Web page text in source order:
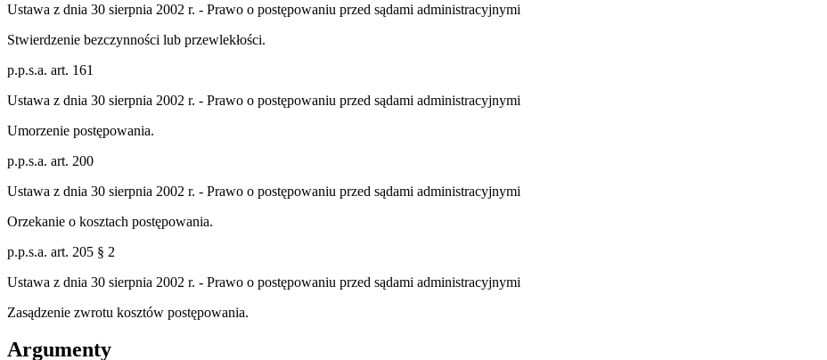
Ustawa z dnia 30 sierpnia 2002 r. - Prawo o postępowaniu przed sądami administracyjnymi
Stwierdzenie bezczynności lub przewlekłości.
p.p.s.a. art. 161
Ustawa z dnia 30 sierpnia 2002 r. - Prawo o postępowaniu przed sądami administracyjnymi
Umorzenie postępowania.
p.p.s.a. art. 200
Ustawa z dnia 30 sierpnia 2002 r. - Prawo o postępowaniu przed sądami administracyjnymi
Orzekanie o kosztach postępowania.
p.p.s.a. art. 205 § 2
Ustawa z dnia 30 sierpnia 2002 r. - Prawo o postępowaniu przed sądami administracyjnymi
Zasądzenie zwrotu kosztów postępowania.
Argumenty